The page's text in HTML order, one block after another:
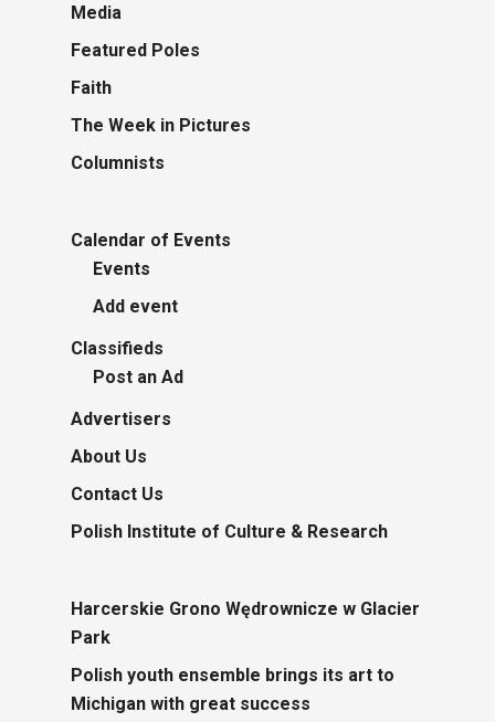
Media
Featured Poles
Faith
The Week in Pictures
Columnists
Calendar of Events
Events
Add event
Classifieds
Post an Ad
Advertisers
About Us
Contact Us
Polish Institute of Culture & Research
Harcerskie Grono Wędrownicze w Glacier
Park
Polish youth ensemble brings its art to
Michigan with great success